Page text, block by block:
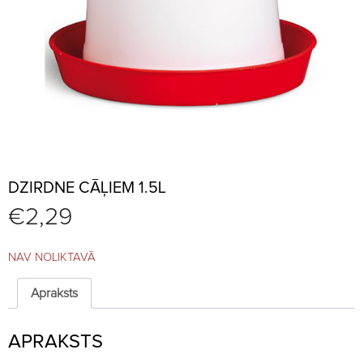
DZIRDNE CĀĻIEM 1.5L
€2,29
NAV NOLIKTAVĀ
Apraksts
APRAKSTS